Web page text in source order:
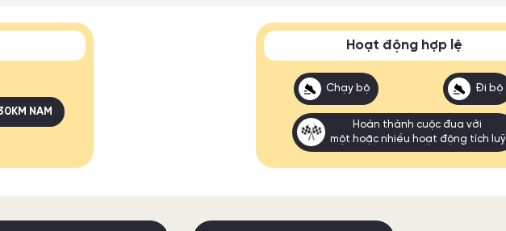
NAM
Hoạt động hợp lệ
Chạy bộ Đi bộ
Hoàn thành cuộc đua với
một hoặc nhiều hoạt động tích luỹ